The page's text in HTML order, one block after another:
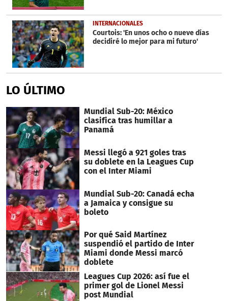
INTERNACIONALES
Courtois: 'En unos ocho o nueve días
decidiré lo mejor para mi futuro'
LO ÚLTIMO
Mundial Sub-20: México
clasifica tras humillar a
Panamá
Messi llegó a 921 goles tras
su doblete en la Leagues Cup
con el Inter Miami
Mundial Sub-20: Canadá echa
a Jamaica y consigue su
boleto
Por qué Said Martínez
suspendió el partido de Inter
Miami donde Messi marcó
doblete
Leagues Cup 2026: así fue el
primer gol de Lionel Messi
post Mundial